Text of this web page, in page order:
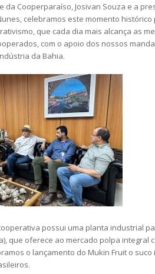
da Cooperparaíso, Josivan Souza e a
Nunes, celebramos este momento
que cada dia mais alcança as
com o apoio dos nossos
da Bahia.
possui uma planta industrial
que oferece ao mercado polpa integral
o lançamento do Mukin Fruit o